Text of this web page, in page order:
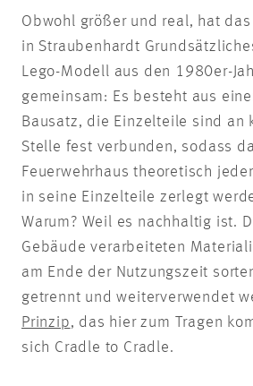
Obwohl größer und real, hat
in Straubenhardt
Lego-Modell aus den 1980er-
gemeinsam: Es besteht aus
Bausatz, die Einzelteile sind an
Stelle fest verbunden, sodass
Feuerwehrhaus theoretisch
in seine Einzelteile zerlegt
Warum? Weil es nachhaltig ist.
Gebäude verarbeiteten
am Ende der Nutzungszeit
getrennt und weiterverwendet
Prinzip, das hier zum Tragen
sich Cradle to Cradle.